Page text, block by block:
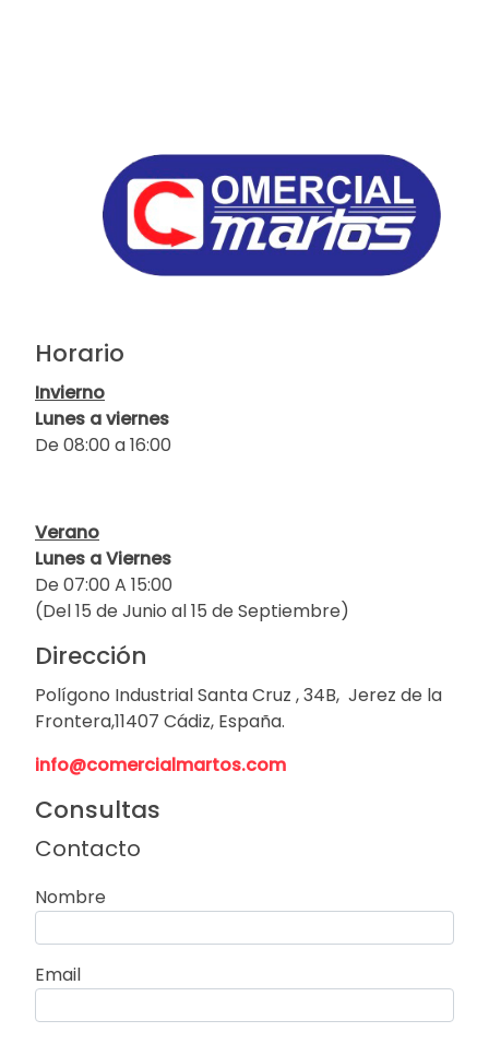
Horario
Invierno
Lunes a viernes
De 08:00 a 16:00
Verano
Lunes a Viernes
De 07:00 A 15:00
(Del 15 de Junio al 15 de Septiembre)
Dirección
Polígono Industrial Santa Cruz , 34B, Jerez de la
Frontera,11407 Cádiz, España.
info@comercialmartos.com
Consultas
Contacto
Nombre
Email